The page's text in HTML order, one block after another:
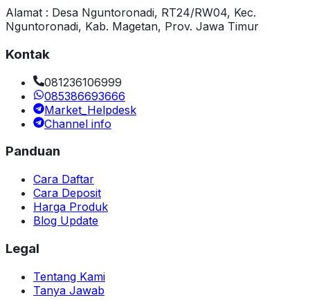
Alamat : Desa Nguntoronadi, RT24/RW04, Kec.
Nguntoronadi, Kab. Magetan, Prov. Jawa Timur
Kontak
081236106999
085386693666
Market_Helpdesk
Channel info
Panduan
Cara Daftar
Cara Deposit
Harga Produk
Blog Update
Legal
Tentang Kami
Tanya Jawab